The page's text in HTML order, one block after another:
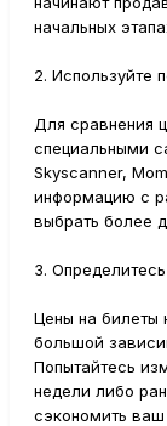
начальных
2. Используйте
Для сравнения
специальными
Skyscanner,
информацию с
выбрать более
3.
Цены на билеты
большой
Попытайтесь
недели либо
сэкономить